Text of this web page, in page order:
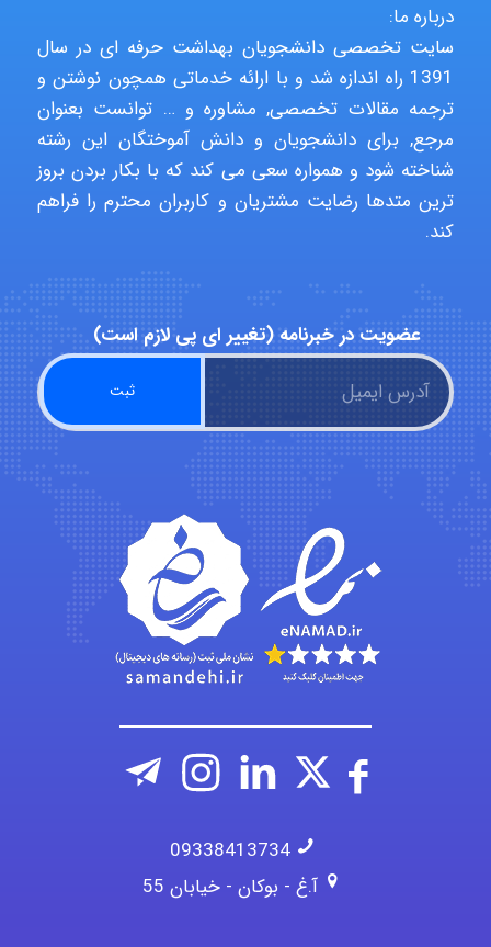
aghajari vahid
Poubakhtiari
hosein abdolvand
Kati
emami
ehtesham
درباره ما:
سایت تخصصی دانشجویان بهداشت حرفه ای در سال
1391 راه اندازه شد و با ارائه خدماتی همچون نوشتن و
ترجمه مقالات تخصصی, مشاوره و … توانست بعنوان
مرجع, برای دانشجویان و دانش آموختگان این رشته
شناخته شود و همواره سعی می کند که با بکار بردن بروز
ترین متدها رضایت مشتریان و کاربران محترم را فراهم
کند.
عضویت در خبرنامه (تغییر ای پی لازم است)
09338413734
آ.غ - بوکان - خیابان 55